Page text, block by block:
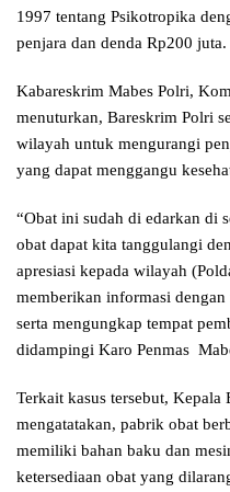
1997 tentang Psikotropika
penjara dan denda Rp200 juta.
Kabareskrim Mabes Polri,
menuturkan, Bareskrim Polri
wilayah untuk mengurangi
yang dapat menggangu
“Obat ini sudah di edarkan di
obat dapat kita tanggulangi
apresiasi kepada wilayah
memberikan informasi
serta mengungkap tempat
didampingi Karo Penmas
Terkait kasus tersebut,
mengatatakan, pabrik obat
memiliki bahan baku dan
ketersediaan obat yang